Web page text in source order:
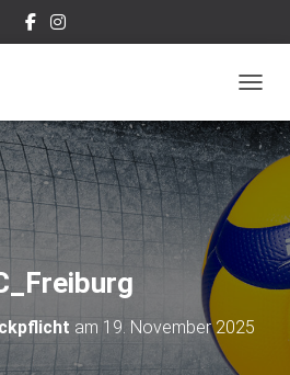
am 19. November 2025